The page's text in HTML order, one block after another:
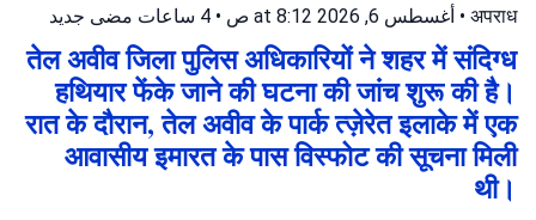
अपराध
• أغسطس 6, 2026 at 8:12 ص • 4 ساعات مضى جديد
तेल अवीव जिला पुलिस अधिकारियों ने शहर में संदिग्ध
हथियार फेंके जाने की घटना की जांच शुरू की है।
रात के दौरान, तेल अवीव के पार्क त्ज़ेरेत इलाके में एक
आवासीय इमारत के पास विस्फोट की सूचना मिली
थी।